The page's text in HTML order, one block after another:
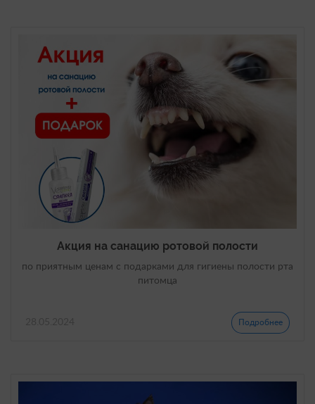
Акция на санацию ротовой полости
по приятным ценам с подарками для гигиены полости рта
питомца
Подробнее